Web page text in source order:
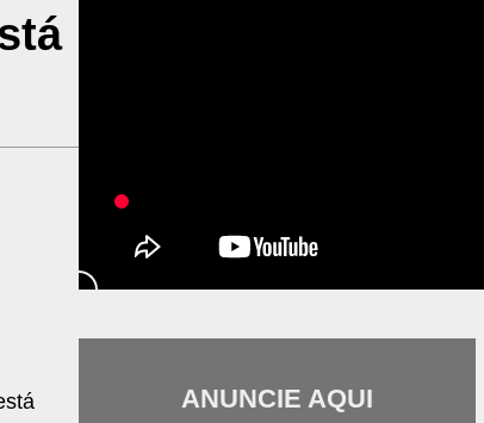
ANUNCIE AQUI